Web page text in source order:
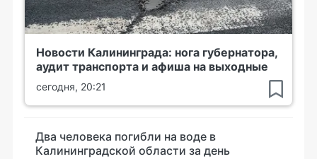
Новости Калининграда: нога губернатора,
аудит транспорта и афиша на выходные
сегодня, 20:21
Два человека погибли на воде в
Калининградской области за день